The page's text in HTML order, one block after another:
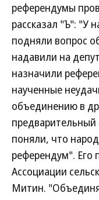
референдумы
рассказал "Ъ": "У
подняли вопрос
надавили на
назначили
наученные
объединению в
предварительный
поняли, что
референдум". Его
Ассоциации
Митин.